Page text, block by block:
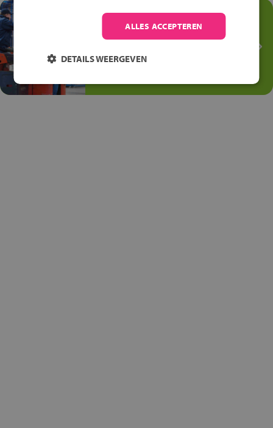
Jouw talent in de
Transport en Logistiek
logistiek: daar kun je mee
ALLES ACCEPTEREN
DETAILS WEERGEVEN